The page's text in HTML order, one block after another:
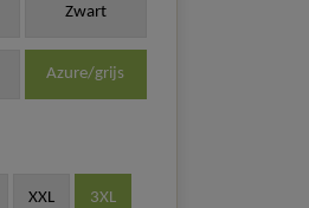
Zwart
Azure/grijs
XXL 3XL